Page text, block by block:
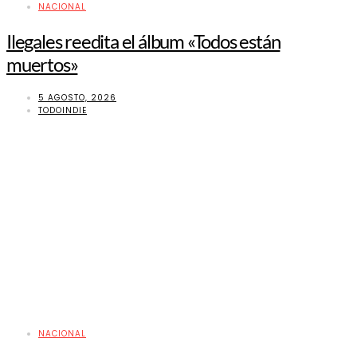
NACIONAL
Ilegales reedita el álbum «Todos están
muertos»
5 AGOSTO, 2026
TODOINDIE
NACIONAL